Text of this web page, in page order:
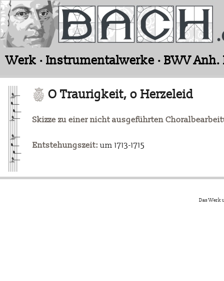
Werk · Instrumentalwerke · BWV Anh.
O Traurigkeit, o Herzeleid
Skizze zu einer nicht ausgeführten
Entstehungszeit: um 1713-1715
Das Werk